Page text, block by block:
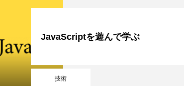
技術
JavaScriptを遊んで学ぶ